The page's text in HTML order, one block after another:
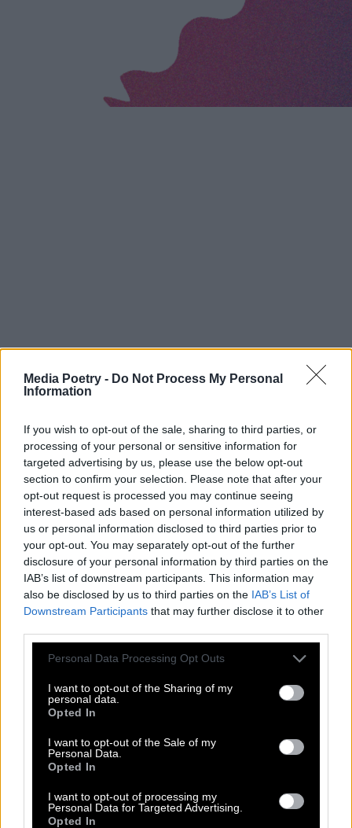
Media Poetry - Do Not Process My Personal
Information
If you wish to opt-out of the sale, sharing to third parties, or
processing of your personal or sensitive information for
targeted advertising by us, please use the below opt-out
section to confirm your selection. Please note that after your
opt-out request is processed you may continue seeing
interest-based ads based on personal information utilized by
us or personal information disclosed to third parties prior to
your opt-out. You may separately opt-out of the further
disclosure of your personal information by third parties on the
IAB’s list of downstream participants. This information may
also be disclosed by us to third parties on the IAB’s List of
Downstream Participants that may further disclose it to other
Personal Data Processing Opt Outs
I want to opt-out of the Sharing of my
personal data.
Opted In
I want to opt-out of the Sale of my
Personal Data.
Opted In
I want to opt-out of processing my
Personal Data for Targeted Advertising.
Opted In
δημιουργοί
ΧΡΗΣΙΜΑ
facebook: https://www.facebook.com/angeliki.kountouraki
email: angelikikountouraki@gmail.com
ΒΙΟΓΡΑΦΙΚΟ
Γεννήθηκα το 1980 στην Αθήνα.